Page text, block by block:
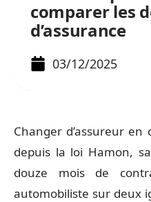
comparer les
d’assurance
03/12/2025
Changer d’assureur en
depuis la loi Hamon,
douze mois de
automobiliste sur deux